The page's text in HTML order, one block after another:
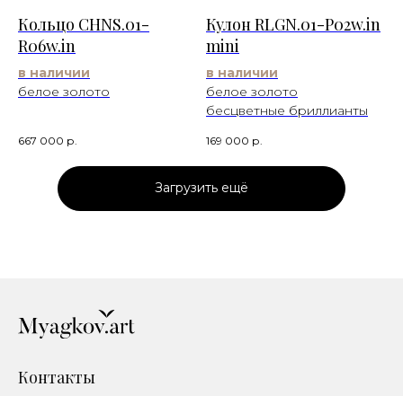
Кольцо CHNS.01-
R06w.in
в наличии
белое золото
667 000 р.
Кулон RLGN.01-P02w.in
mini
в наличии
белое золото
бесцветные бриллианты
169 000 р.
Загрузить ещё
Контакты